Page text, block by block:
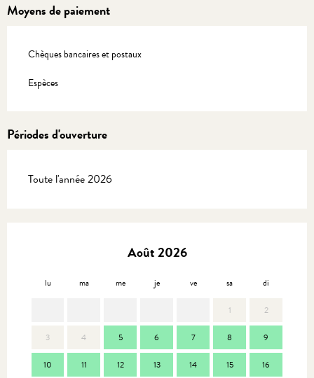
Moyens de paiement
Chèques bancaires et postaux
Espèces
Périodes d'ouverture
Toute l'année 2026
Août 2026
lu ma me je ve sa di
1 2
3 4 5 6 7 8 9
10 11 12 13 14 15 16